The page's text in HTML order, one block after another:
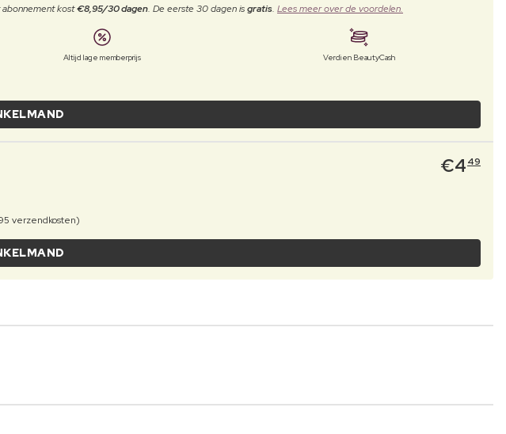
abonnement kost€8,95/30 dagen. De eerste 30 dagen isgratis. Lees meer over de voordelen.
Altijd lage memberprijs Verdien BeautyCash
€4 49
verzendkosten)